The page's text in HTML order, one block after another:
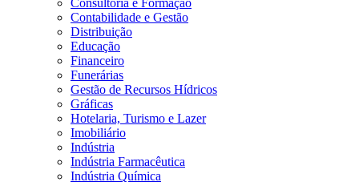
Contabilidade e Gestão
Distribuição
Educação
Financeiro
Funerárias
Gestão de Recursos Hídricos
Gráficas
Hotelaria, Turismo e Lazer
Imobiliário
Indústria
Indústria Farmacêutica
Indústria Química